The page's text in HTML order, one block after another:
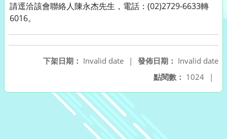
請逕洽該會聯絡人陳永杰先生，電話：(02)2729-6633轉
6016。
發佈日期： Invalid date
下架日期： Invalid date
|
點閱數： 1024 |